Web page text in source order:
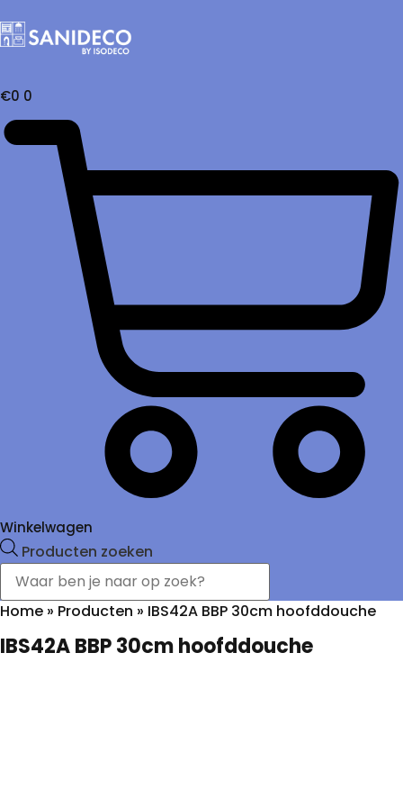
€0 0
Winkelwagen
Producten zoeken
Home » Producten » IBS42A BBP 30cm hoofddouche
IBS42A BBP 30cm hoofddouche